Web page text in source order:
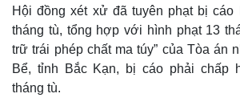
Hội đồng xét xử đã tuyên phạt bị cáo
tháng tù, tổng hợp với hình phạt 13
trữ trái phép chất ma túy” của Tòa án
Bể, tỉnh Bắc Kạn, bị cáo phải chấp
tháng tù.